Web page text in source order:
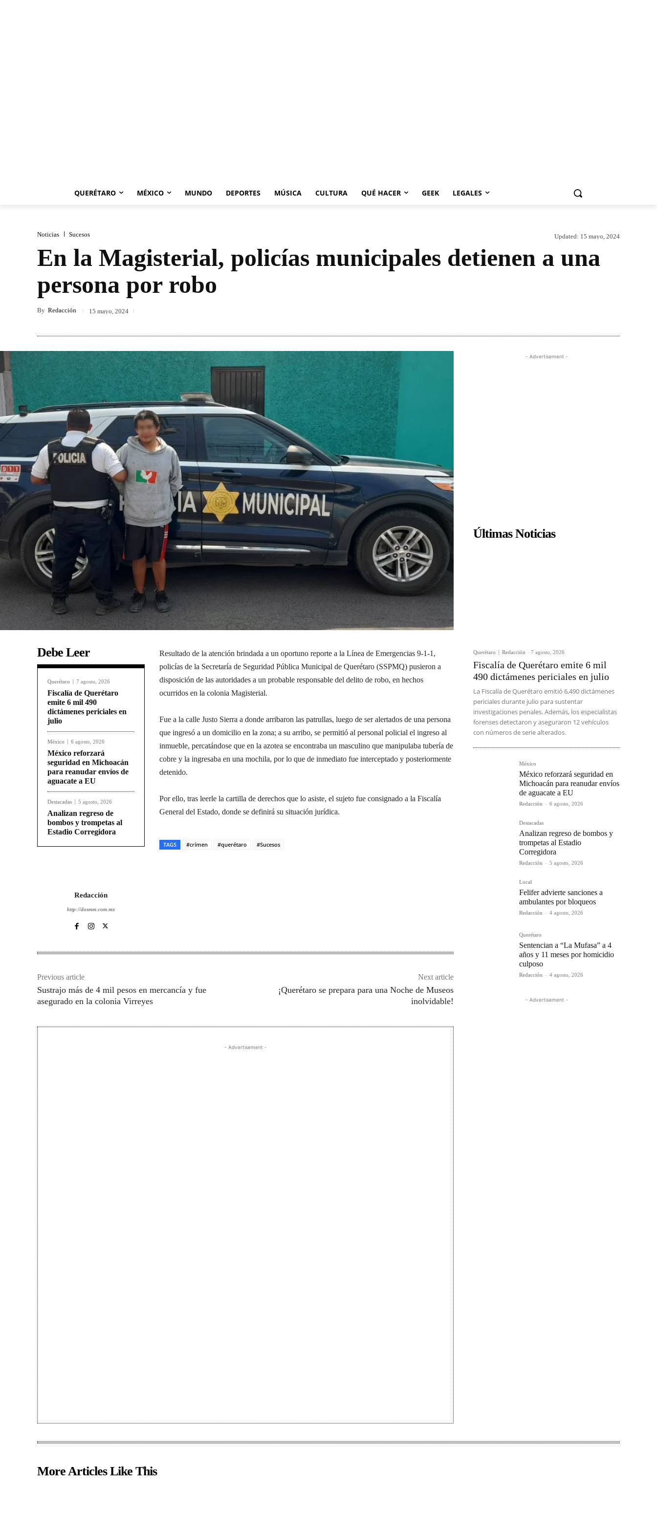
QUERÉTARO MÉXICO MUNDO DEPORTES MÚSICA CULTURA QUÉ HACER GEEK LEGALES
Noticias Sucesos Updated: 15 mayo, 2024
En la Magisterial, policías municipales detienen a una
persona por robo
By Redacción 15 mayo, 2024
Debe Leer
Querétaro 7 agosto, 2026
Fiscalía de Querétaro
emite 6 mil 490
dictámenes periciales en
julio
México 6 agosto, 2026
México reforzará
seguridad en Michoacán
para reanudar envíos de
aguacate a EU
Destacadas 5 agosto, 2026
Analizan regreso de
bombos y trompetas al
Estadio Corregidora
Redacción
http://dosmm.com.mx
Resultado de la atención brindada a un oportuno reporte a la Línea de Emergencias 9-1-1,
policías de la Secretaría de Seguridad Pública Municipal de Querétaro (SSPMQ) pusieron a
disposición de las autoridades a un probable responsable del delito de robo, en hechos
ocurridos en la colonia Magisterial.
Fue a la calle Justo Sierra a donde arribaron las patrullas, luego de ser alertados de una persona
que ingresó a un domicilio en la zona; a su arribo, se permitió al personal policial el ingreso al
inmueble, percatándose que en la azotea se encontraba un masculino que manipulaba tubería de
cobre y la ingresaba en una mochila, por lo que de inmediato fue interceptado y posteriormente
detenido.
Por ello, tras leerle la cartilla de derechos que lo asiste, el sujeto fue consignado a la Fiscalía
General del Estado, donde se definirá su situación jurídica.
TAGS #crímen #querétaro #Sucesos
Previous article
Sustrajo más de 4 mil pesos en mercancía y fue
asegurado en la colonia Virreyes
Next article
¡Querétaro se prepara para una Noche de Museos
inolvidable!
- Advertisement -
- Advertisement -
Últimas Noticias
Querétaro Redacción - 7 agosto, 2026
Fiscalía de Querétaro emite 6 mil
490 dictámenes periciales en julio
La Fiscalía de Querétaro emitió 6,490 dictámenes
periciales durante julio para sustentar
investigaciones penales. Además, los especialistas
forenses detectaron y aseguraron 12 vehículos
con números de serie alterados.
México
México reforzará seguridad en
Michoacán para reanudar envíos
de aguacate a EU
Redacción - 6 agosto, 2026
Destacadas
Analizan regreso de bombos y
trompetas al Estadio
Corregidora
Redacción - 5 agosto, 2026
Local
Felifer advierte sanciones a
ambulantes por bloqueos
Redacción - 4 agosto, 2026
Querétaro
Sentencian a “La Mufasa” a 4
años y 11 meses por homicidio
culposo
Redacción - 4 agosto, 2026
- Advertisement -
More Articles Like This